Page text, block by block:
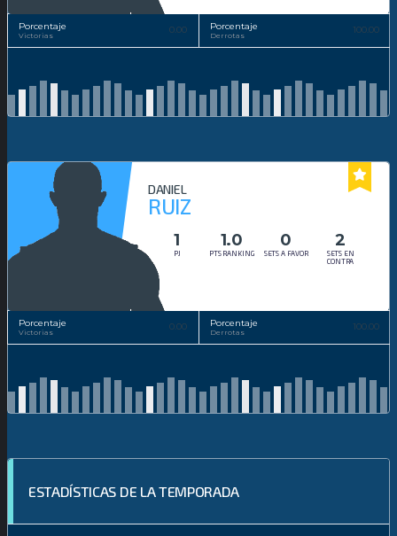
Porcentaje
Victorias 0.00 Porcentaje
Derrotas 100.00
DANIEL
RUIZ
1
PJ
1.0
PTS RANKING
0
SETS A FAVOR
2
SETS EN
CONTRA
Porcentaje
Victorias 0.00 Porcentaje
Derrotas 100.00
ESTADÍSTICAS DE LA TEMPORADA